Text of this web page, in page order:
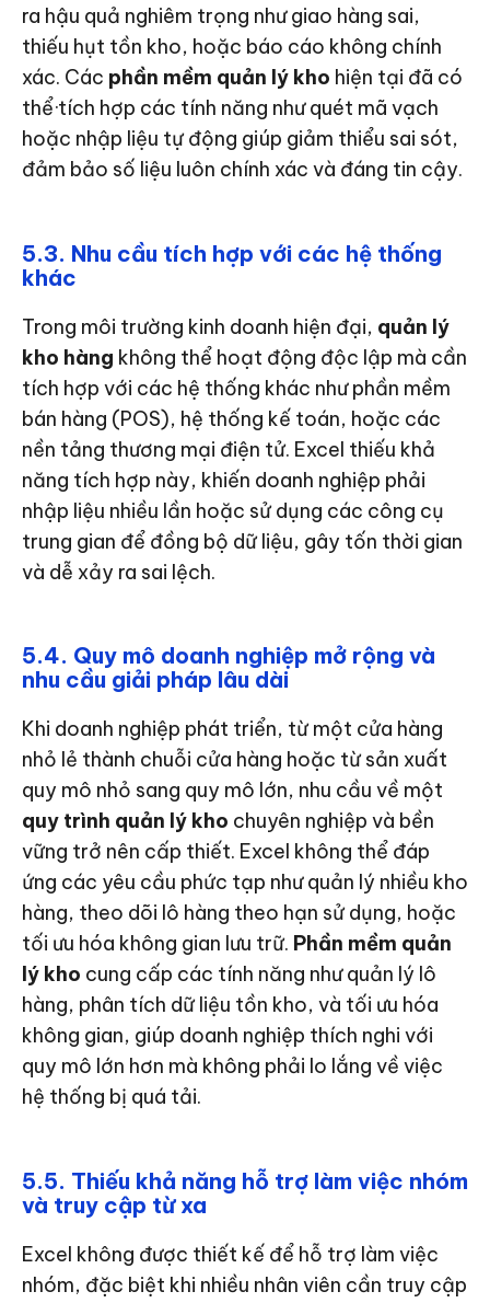
ra hậu quả nghiêm trọng như giao hàng sai,
thiếu hụt tồn kho, hoặc báo cáo không chính
xác. Các phần mềm quản lý kho hiện tại đã có
thể·tích hợp các tính năng như quét mã vạch
hoặc nhập liệu tự động giúp giảm thiểu sai sót,
đảm bảo số liệu luôn chính xác và đáng tin cậy.
5.3. Nhu cầu tích hợp với các hệ thống
khác
Trong môi trường kinh doanh hiện đại, quản lý
kho hàng không thể hoạt động độc lập mà cần
tích hợp với các hệ thống khác như phần mềm
bán hàng (POS), hệ thống kế toán, hoặc các
nền tảng thương mại điện tử. Excel thiếu khả
năng tích hợp này, khiến doanh nghiệp phải
nhập liệu nhiều lần hoặc sử dụng các công cụ
trung gian để đồng bộ dữ liệu, gây tốn thời gian
và dễ xảy ra sai lệch.
5.4. Quy mô doanh nghiệp mở rộng và
nhu cầu giải pháp lâu dài
Khi doanh nghiệp phát triển, từ một cửa hàng
nhỏ lẻ thành chuỗi cửa hàng hoặc từ sản xuất
quy mô nhỏ sang quy mô lớn, nhu cầu về một
quy trình quản lý kho chuyên nghiệp và bền
vững trở nên cấp thiết. Excel không thể đáp
ứng các yêu cầu phức tạp như quản lý nhiều kho
hàng, theo dõi lô hàng theo hạn sử dụng, hoặc
tối ưu hóa không gian lưu trữ. Phần mềm quản
lý kho cung cấp các tính năng như quản lý lô
hàng, phân tích dữ liệu tồn kho, và tối ưu hóa
không gian, giúp doanh nghiệp thích nghi với
quy mô lớn hơn mà không phải lo lắng về việc
hệ thống bị quá tải.
5.5. Thiếu khả năng hỗ trợ làm việc nhóm
và truy cập từ xa
Excel không được thiết kế để hỗ trợ làm việc
nhóm, đặc biệt khi nhiều nhân viên cần truy cập